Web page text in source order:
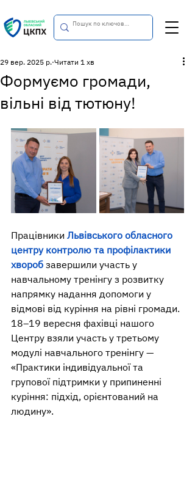
Формуємо громади,
вільні від тютюну!
29 вер. 2025 р. Читати 1 хв
Працівники Львівського обласного
центру контролю та профілактики
хвороб завершили участь у
навчальному тренінгу з розвитку
напрямку надання допомоги у
відмові від куріння на рівні громади.
18–19 вересня фахівці нашого
Центру взяли участь у третьому
модулі навчального тренінгу —
«Практики індивідуальної та
групової підтримки у припиненні
куріння: підхід, орієнтований на
людину».